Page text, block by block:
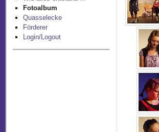
Fotoalbum
Quasselecke
Förderer
Login/Logout